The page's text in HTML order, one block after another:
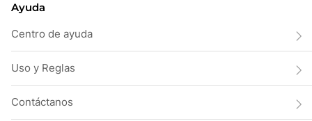
Ayuda
Centro de ayuda
Uso y Reglas
Contáctanos